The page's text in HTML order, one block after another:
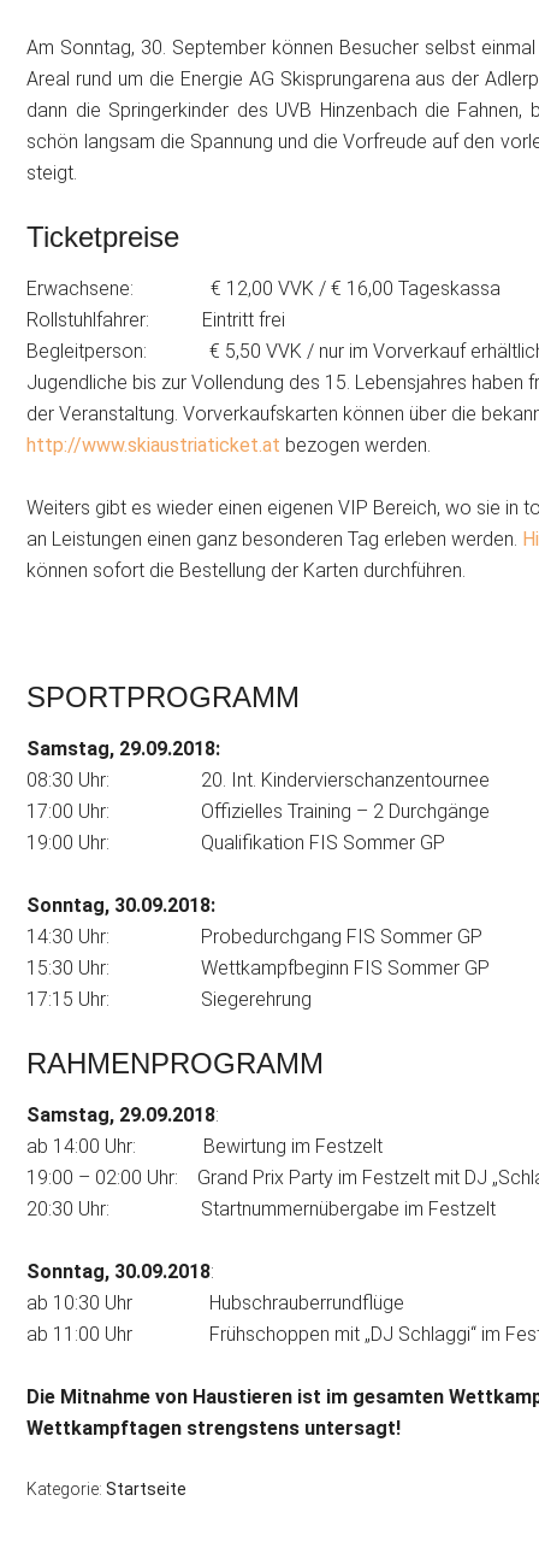
Am Sonntag, 30. September können Besucher selbst
Areal rund um die Energie AG Skisprungarena aus der
dann die Springerkinder des UVB Hinzenbach die
schön langsam die Spannung und die Vorfreude auf den
steigt.
Ticketpreise
Erwachsene: € 12,00 VVK / € 16,00 Tageskassa
Rollstuhlfahrer: Eintritt frei
Begleitperson: € 5,50 VVK / nur im Vorverkauf
Jugendliche bis zur Vollendung des 15. Lebensjahres haben
der Veranstaltung. Vorverkaufskarten können über die
http://www.skiaustriaticket.at bezogen werden.
Weiters gibt es wieder einen eigenen VIP Bereich, wo sie in
an Leistungen einen ganz besonderen Tag erleben werden.
können sofort die Bestellung der Karten durchführen.
SPORTPROGRAMM
Samstag, 29.09.2018:
08:30 Uhr: 20. Int. Kindervierschanzentournee
17:00 Uhr: Offizielles Training – 2 Durchgänge
19:00 Uhr: Qualifikation FIS Sommer GP
Sonntag, 30.09.2018:
14:30 Uhr: Probedurchgang FIS Sommer GP
15:30 Uhr: Wettkampfbeginn FIS Sommer GP
17:15 Uhr: Siegerehrung
RAHMENPROGRAMM
Samstag, 29.09.2018:
ab 14:00 Uhr: Bewirtung im Festzelt
19:00 – 02:00 Uhr: Grand Prix Party im Festzelt mit DJ
20:30 Uhr: Startnummernübergabe im Festzelt
Sonntag, 30.09.2018:
ab 10:30 Uhr Hubschrauberrundflüge
ab 11:00 Uhr Frühschoppen mit „DJ Schlaggi“ im
Die Mitnahme von Haustieren ist im gesamten
Wettkampftagen strengstens untersagt!
Kategorie:Startseite